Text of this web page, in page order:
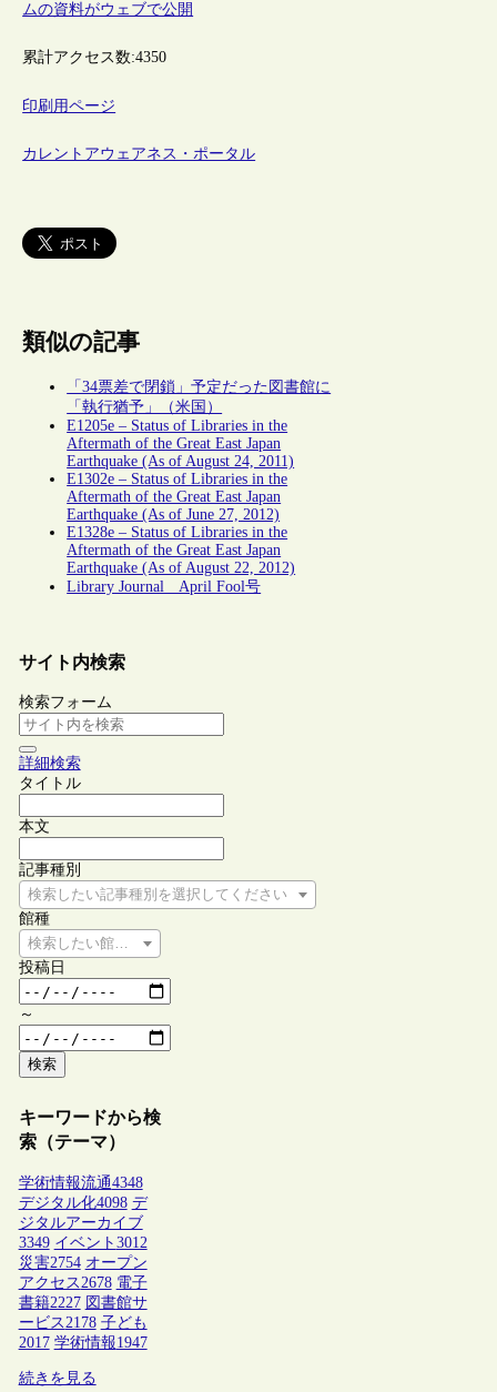
ムの資料がウェブで公開
累計アクセス数:4350
印刷用ページ
カレントアウェアネス・ポータル
類似の記事
「34票差で閉鎖」予定だった図書館に
「執行猶予」（米国）
E1205e – Status of Libraries in the
Aftermath of the Great East Japan
Earthquake (As of August 24, 2011)
E1302e – Status of Libraries in the
Aftermath of the Great East Japan
Earthquake (As of June 27, 2012)
E1328e – Status of Libraries in the
Aftermath of the Great East Japan
Earthquake (As of August 22, 2012)
Library Journal April Fool号
サイト内検索
検索フォーム
詳細検索
タイトル
本文
記事種別
検索したい記事種別を選択してください
館種
検索したい館種を選択してください
投稿日
～
検索
キーワードから検
索（テーマ）
学術情報流通4348
デジタル化4098 デ
ジタルアーカイブ
3349 イベント 3012
災害2754 オープン
アクセス 2678 電子
書籍2227 図書館サ
ービス 2178 子ども
2017 学術情報1947
続きを見る